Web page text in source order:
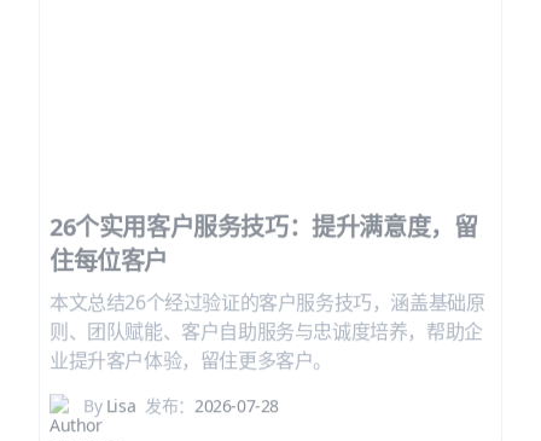
26个实用客户服务技巧：提升满意度，留
住每位客户
本文总结26个经过验证的客户服务技巧，涵盖基础原
则、团队赋能、客户自助服务与忠诚度培养，帮助企
业提升客户体验，留住更多客户。
ByLisa 发布：2026-07-28